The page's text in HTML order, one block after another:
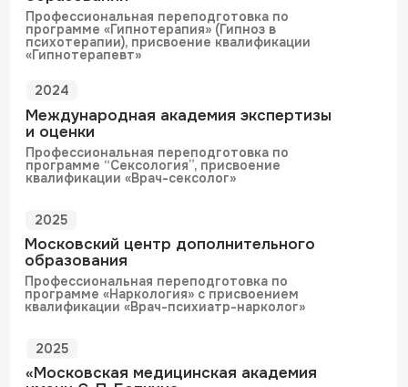
Москва. метро Таганская
Почта
Написать в чат
info@mozhno.clinic
ИНН: 9705245817
Лицензия Л041-01137-77/03659927
Построить маршрут